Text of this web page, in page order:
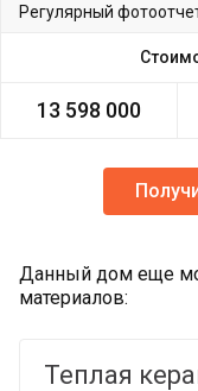
Регулярный
13 598 000
Данный дом еще
материалов:
Теплая